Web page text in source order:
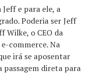
Jeff e para ele, a
Poderia ser Jeff
Wilke, o CEO da
commerce. Na
irá se aposentar
passagem direta para